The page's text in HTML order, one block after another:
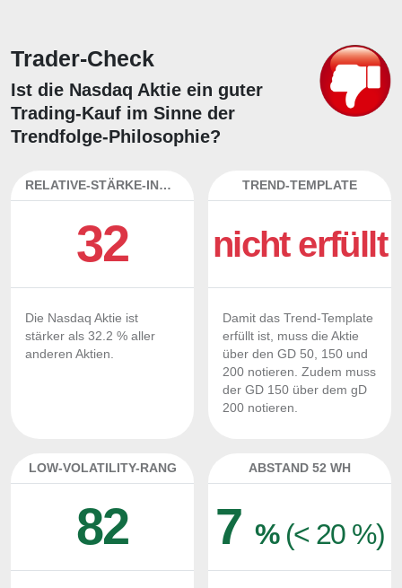
Trader-Check
Ist die Nasdaq Aktie ein guter
Trading-Kauf im Sinne der
Trendfolge-Philosophie?
RELATIVE-STÄRKE-INDEX
32
Die Nasdaq Aktie ist
stärker als 32.2 % aller
anderen Aktien.
TREND-TEMPLATE
nicht erfüllt
Damit das Trend-Template
erfüllt ist, muss die Aktie
über den GD 50, 150 und
200 notieren. Zudem muss
der GD 150 über dem gD
200 notieren.
LOW-VOLATILITY-RANG
82
ABSTAND 52 WH
7 % (< 20 %)